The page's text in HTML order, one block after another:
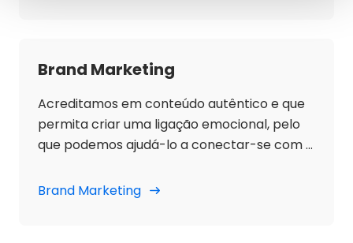
Brand Marketing
Acreditamos em conteúdo autêntico e que
permita criar uma ligação emocional, pelo
que podemos ajudá-lo a conectar-se com o
impacto nos utilizadores.
Brand Marketing